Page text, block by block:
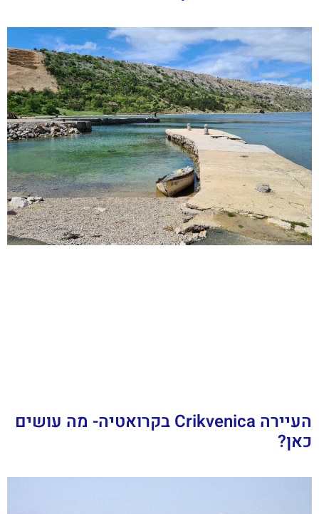
העיירה Crikvenica בקרואטיה- מה עושים
כאן?